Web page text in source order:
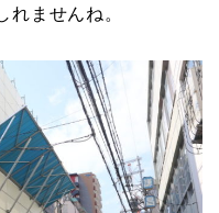
ませんね。